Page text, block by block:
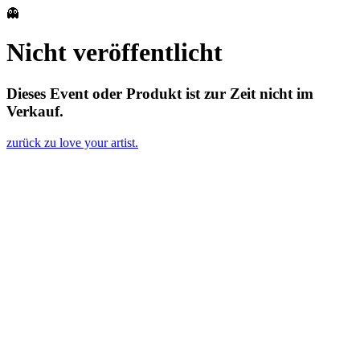
👻
Nicht veröffentlicht
Dieses Event oder Produkt ist zur Zeit nicht im
Verkauf.
zurück zu love your artist.